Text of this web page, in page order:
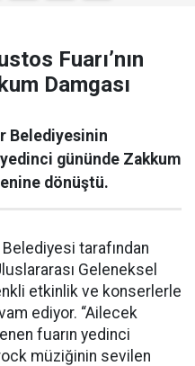
Fuarı’nın
Damgası
Belediyesinin
gününde Zakkum
dönüştü.
tarafından
Geleneksel
etkinlik ve konserlerle
ediyor. “Ailecek
fuarın yedinci
müziğinin sevilen